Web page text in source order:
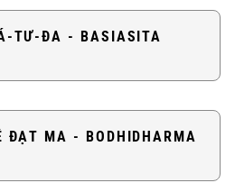
TƯ-ĐA - BASIASITA
MA - BODHIDHARMA